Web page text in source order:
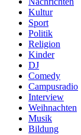
Kultur
Sport
Politik
Religion
Kinder
DJ
Comedy
Campusradio
Interview
Weihnachten
Musik
Bildung